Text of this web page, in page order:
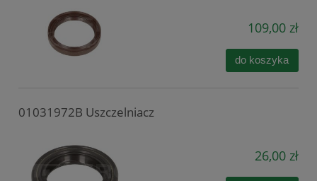
109,00 zł
do koszyka
01031972B Uszczelniacz
26,00 zł